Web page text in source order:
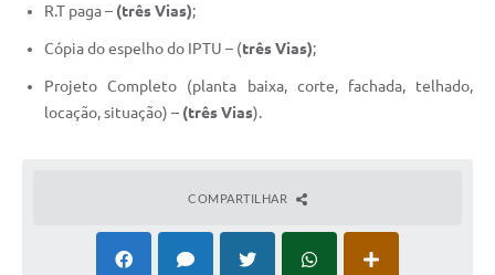
R.T paga – (três Vias);
Cópia do espelho do IPTU – (três Vias);
Projeto Completo (planta baixa, corte, fachada, telhado,
locação, situação) – (três Vias).
COMPARTILHAR